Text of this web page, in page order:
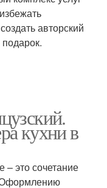
авторский
кухни в
– это сочетание
Оформлению